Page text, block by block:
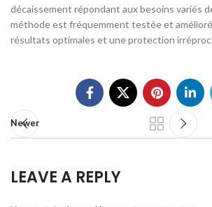
décaissement répondant aux besoins variés
méthode est fréquemment testée et
résultats optimales et une protection
Newer
LEAVE A REPLY